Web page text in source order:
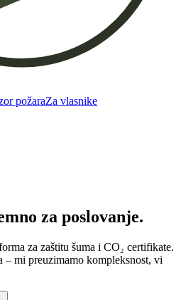
požaraZa vlasnike
za poslovanje.
za zaštitu šuma i CO₂ certifikate.
mi preuzimamo kompleksnost, vi